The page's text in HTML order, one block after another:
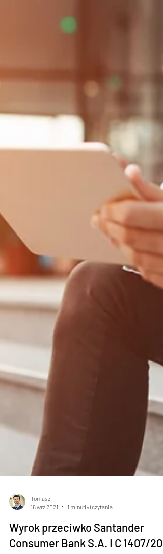
Tomasz
16 wrz 2021
1 minut(y) czytania